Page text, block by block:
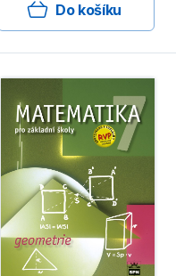
Do košíku